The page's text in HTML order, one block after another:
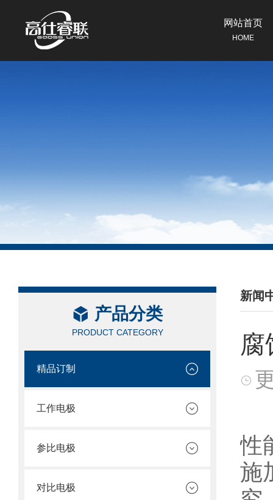
网站首页
HOME
产品分类
PRODUCT CATEGORY
精品订制
工作电极
参比电极
对比电极
新闻
/
性
施